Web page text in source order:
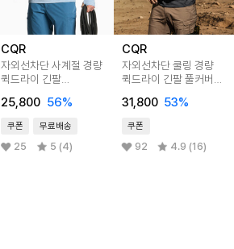
CQR
자외선차단 사계절 경량
퀵드라이 긴팔
TOL602
25,800 56%
쿠폰 무료배송
25 5 (4)
CQR
자외선차단 쿨링 경량
퀵드라이 긴팔 풀커버
31,800 53%
쿠폰
92 4.9 (16)